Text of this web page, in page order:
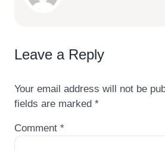
Leave a Reply
Your email address will not be
fields are marked *
Comment *